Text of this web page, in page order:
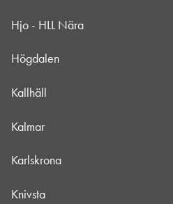
Hjo - HLL Nära
Högdalen
Kallhäll
Kalmar
Karlskrona
Knivsta